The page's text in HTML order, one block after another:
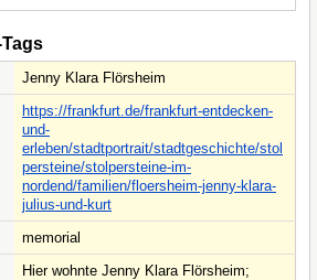
Jenny Klara Flörsheim
https://frankfurt.de/frankfurt-entdecken-
und-
erleben/stadtportrait/stadtgeschichte/stol
persteine/stolpersteine-im-
nordend/familien/floersheim-jenny-klara-
julius-und-kurt
memorial
Hier wohnte Jenny Klara Flörsheim;